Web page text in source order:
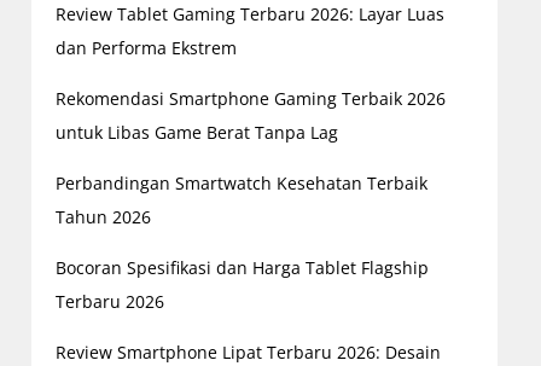
Review Tablet Gaming Terbaru 2026: Layar Luas
dan Performa Ekstrem
Rekomendasi Smartphone Gaming Terbaik 2026
untuk Libas Game Berat Tanpa Lag
Perbandingan Smartwatch Kesehatan Terbaik
Tahun 2026
Bocoran Spesifikasi dan Harga Tablet Flagship
Terbaru 2026
Review Smartphone Lipat Terbaru 2026: Desain